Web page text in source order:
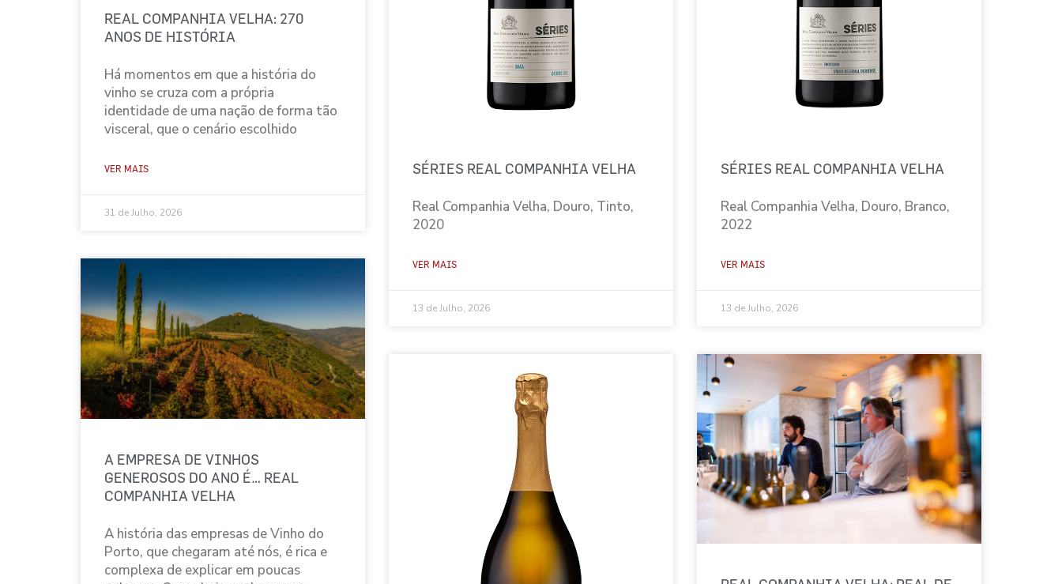
REAL COMPANHIA VELHA: 270
ANOS DE HISTÓRIA
Há momentos em que a história do
vinho se cruza com a própria
identidade de uma nação de forma tão
visceral, que o cenário escolhido
VER MAIS
31 de Julho, 2026
SÉRIES REAL COMPANHIA VELHA
Real Companhia Velha, Douro, Tinto,
2020
VER MAIS
13 de Julho, 2026
SÉRIES REAL COMPANHIA VELHA
Real Companhia Velha, Douro, Branco,
2022
VER MAIS
13 de Julho, 2026
A EMPRESA DE VINHOS
GENEROSOS DO ANO É… REAL
COMPANHIA VELHA
A história das empresas de Vinho do
Porto, que chegaram até nós, é rica e
complexa de explicar em poucas